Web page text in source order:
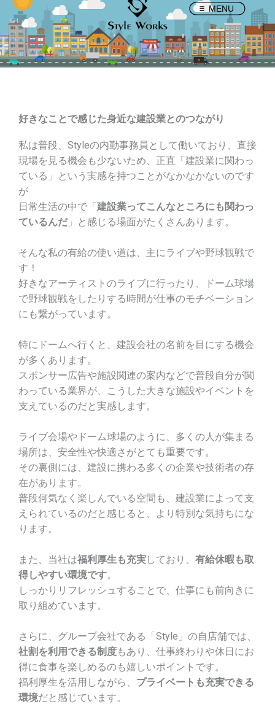
容
を
ス
キ
MENU
好きなことで感じた身近な建設業とのつながり
私は普段、Styleの内勤事務員として働いており、直接
現場を見る機会も少ないため、正直「建設業に関わっ
ている」という実感を持つことがなかなかないのです
が
日常生活の中で「建設業ってこんなところにも関わっ
ているんだ」と感じる場面がたくさんあります。
そんな私の有給の使い道は、主にライブや野球観戦で
す！
好きなアーティストのライブに行ったり、ドーム球場
で野球観戦をしたりする時間が仕事のモチベーション
にも繋がっています。
特にドームへ行くと、建設会社の名前を目にする機会
が多くあります。
スポンサー広告や施設関連の案内などで普段自分が関
わっている業界が、こうした大きな施設やイベントを
支えているのだと実感します。
ライブ会場やドーム球場のように、多くの人が集まる
場所は、安全性や快適さがとても重要です。
その裏側には、建設に携わる多くの企業や技術者の存
在があります。
普段何気なく楽しんでいる空間も、建設業によって支
えられているのだと感じると、より特別な気持ちにな
ります。
また、当社は福利厚生も充実しており、 有給休暇も取
得しやすい環境です。
しっかりリフレッシュすることで、仕事にも前向きに
取り組めています。
さらに、グループ会社である「Style」の自店舗では、
社割を利用できる制度もあり、仕事終わりや休日にお
得に食事を楽しめるのも嬉しいポイントです。
福利厚生を活用しながら、 プライベートも充実できる
環境だと感じています。